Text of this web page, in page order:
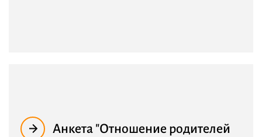
Анкета "Отношение родителей